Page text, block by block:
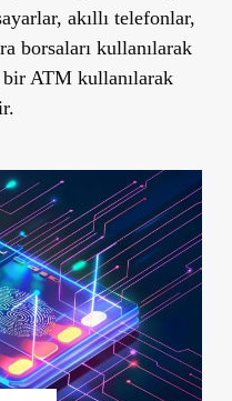
akıllı telefonlar,
borsaları kullanılarak
ATM kullanılarak